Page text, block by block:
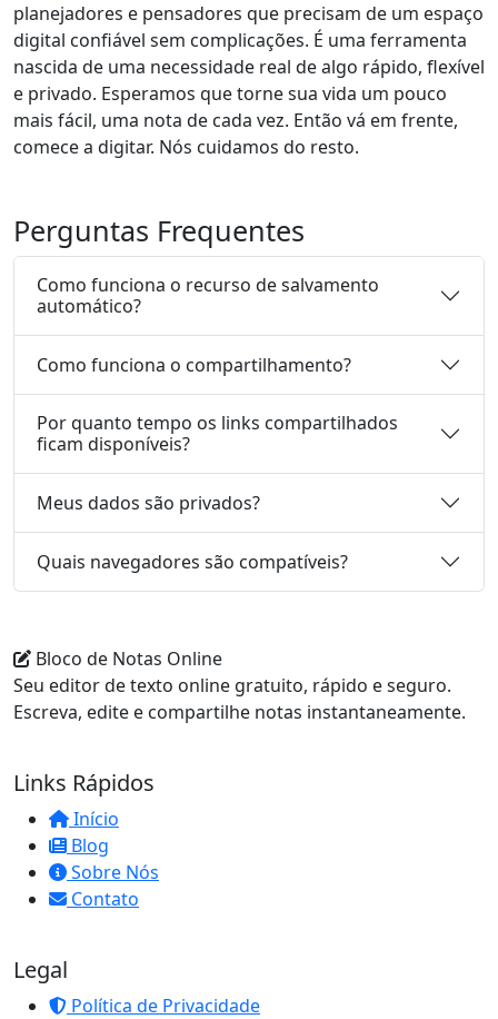
planejadores e pensadores que precisam de um espaço
digital confiável sem complicações. É uma ferramenta
nascida de uma necessidade real de algo rápido, flexível
e privado. Esperamos que torne sua vida um pouco
mais fácil, uma nota de cada vez. Então vá em frente,
comece a digitar. Nós cuidamos do resto.
Perguntas Frequentes
Como funciona o recurso de salvamento
automático?
Como funciona o compartilhamento?
Por quanto tempo os links compartilhados
ficam disponíveis?
Meus dados são privados?
Quais navegadores são compatíveis?
Bloco de Notas Online
Seu editor de texto online gratuito, rápido e seguro.
Escreva, edite e compartilhe notas instantaneamente.
Links Rápidos
Início
Blog
Sobre Nós
Contato
Legal
Política de Privacidade